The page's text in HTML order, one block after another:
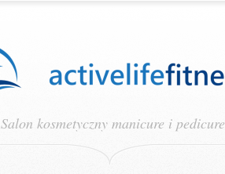
Salon kosmetyczny manicure i pedicure